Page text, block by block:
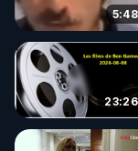
Rendez-vous
REGENERE10
▶ 10 % de
marque SANA
Rendez vous
code :
5:48
23:26